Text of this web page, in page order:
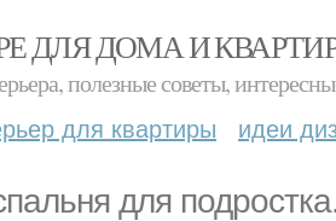
ДЛЯ ДОМА И
полезные советы,
для квартиры идеи
для